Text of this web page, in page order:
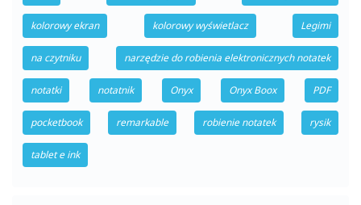
kolorowy ekran kolorowy wyświetlacz Legimi
na czytniku narzędzie do robienia elektronicznych notatek
notatki notatnik Onyx Onyx Boox PDF
pocketbook remarkable robienie notatek rysik
tablet e ink